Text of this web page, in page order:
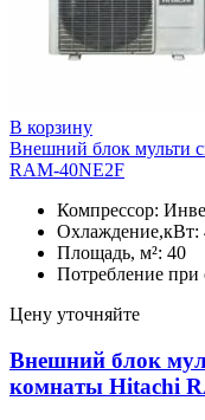
В корзину
Внешний блок мульти
RAM-40NE2F
Компрессор:
Охлаждение,кВт:
Площадь, м²: 40
Потребление
Цену уточняйте
Внешний блок
комнаты Hitachi